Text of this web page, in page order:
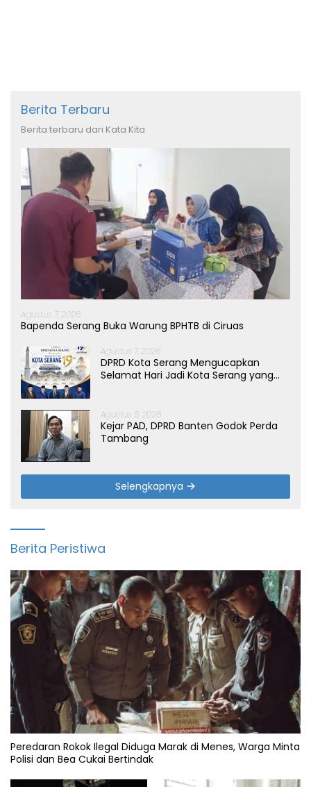
Berita Terbaru
Berita terbaru dari Kata Kita
Agustus 7, 2026
Bapenda Serang Buka Warung BPHTB di Ciruas
Agustus 7, 2026
DPRD Kota Serang Mengucapkan
Selamat Hari Jadi Kota Serang yang
Agustus 5, 2026
Kejar PAD, DPRD Banten Godok Perda
Tambang
Selengkapnya
Berita Peristiwa
Peredaran Rokok Ilegal Diduga Marak di Menes, Warga Minta
Polisi dan Bea Cukai Bertindak